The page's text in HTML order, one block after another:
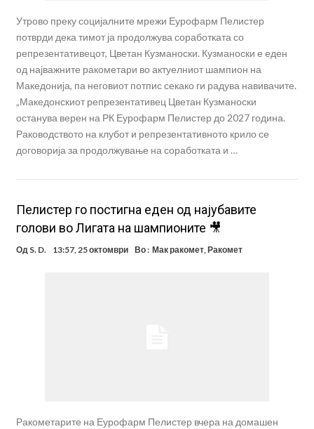
Утрово преку социјалните мрежи Еурофарм Пелистер
потврди дека тимот ја продолжува соработката со
репрезентативецот, Цветан Кузманоски. Кузманоски е еден
од најважните ракометари во актуелниот шампион на
Македонија, па неговиот потпис секако ги радува навивачите.
„Македонскиот репрезентативец Цветан Кузманоски
останува верен на РК Еурофарм Пелистер до 2027 година.
Раководството на клубот и репрезентативното крило се
договорија за продолжување на соработката и …
Пелистер го постигна еден од најубавите
голови во Лигата на шампионите 🎥
Од S. D. 13:57, 25 октомври Во : Мак ракомет,Ракомет
Ракометарите на Еурофарм Пелистер вчера на домашен